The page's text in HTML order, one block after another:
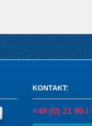
KONTAKT:
+49 (0) 21 95 /